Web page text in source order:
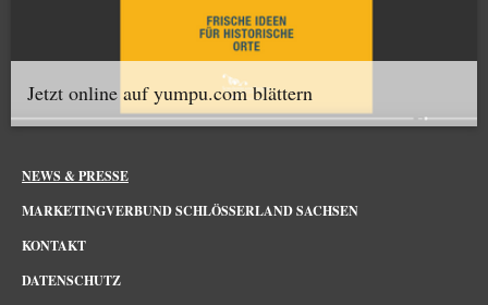
Jetzt online auf yumpu.com blättern
NEWS & PRESSE
MARKETINGVERBUND SCHLÖSSERLAND SACHSEN
KONTAKT
DATENSCHUTZ